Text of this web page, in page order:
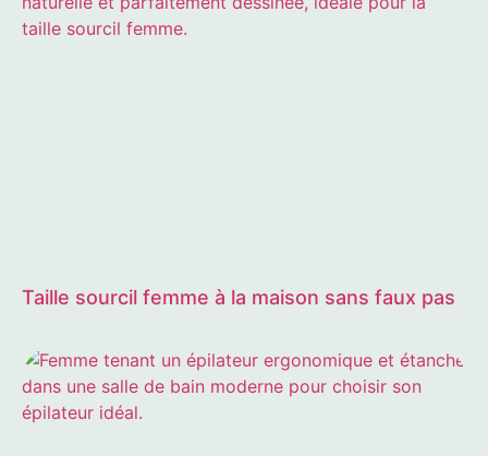
Taille sourcil femme à la maison sans faux pas